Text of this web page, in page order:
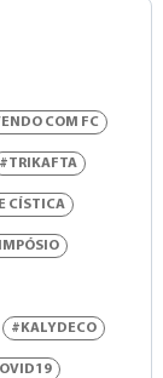
COM FC
#TRIKAFTA
CÍSTICA
#KALYDECO